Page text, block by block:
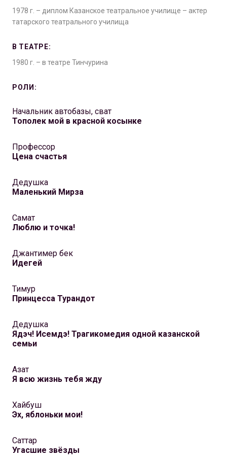
1978 г. – диплом Казанское театральное училище – актер
татарского театрального училища
В ТЕАТРЕ:
1980 г. – в театре Тинчурина
РОЛИ:
Начальник автобазы, сват
Тополек мой в красной косынке
Профессор
Цена счастья
Дедушка
Маленький Мирза
Самат
Люблю и точка!
Джантимер бек
Идегей
Тимур
Принцесса Турандот
Дедушка
Ядэч! Исемдэ! Трагикомедия одной казанской
семьи
Азат
Я всю жизнь тебя жду
Хайбуш
Эх, яблоньки мои!
Саттар
Угасшие звёзды